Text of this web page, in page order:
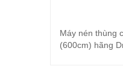
Máy nén thùng
(600cm) hãng